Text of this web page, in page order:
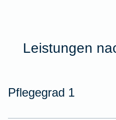
Leistungen
Pflegegrad 1